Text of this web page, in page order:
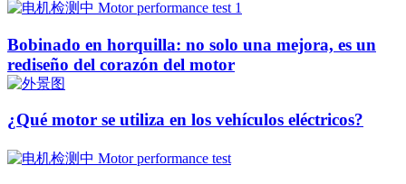
Bobinado en horquilla: no solo una mejora, es un
rediseño del corazón del motor
¿Qué motor se utiliza en los vehículos eléctricos?